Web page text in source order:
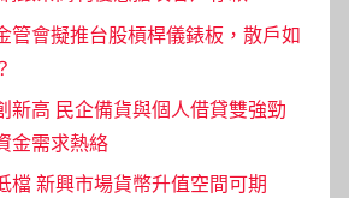
管會擬推台股槓桿儀錶板，散戶如
新高 民企備貨與個人借貸雙強勁
金需求熱絡
檔 新興市場貨幣升值空間可期